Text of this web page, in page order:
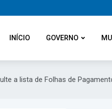
INÍCIO GOVERNO
a lista de Folhas de